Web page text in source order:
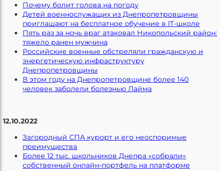
Почему болит голова на погоду
Детей военнослужащих из Днепропетровщины
приглашают на бесплатное обучение в IT-школе
Пять раз за ночь враг атаковал Никопольский район:
тяжело ранен мужчина
Российские военные обстреляли гражданскую и
энергетическую инфраструктуру
Днепропетровщины
В этом году на Днепропетровщине более 140
человек заболели болезнью Лайма
12.10.2022
Загородный СПА курорт и его неоспоримые
преимущества
Более 12 тыс. школьников Днепра «собрали»
собственный онлайн-портфель на платформе